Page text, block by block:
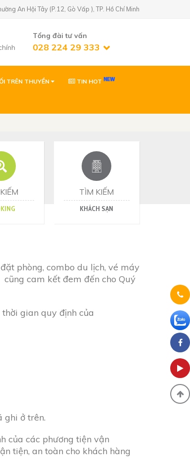
An Hội Tây (P.12, Gò Vấp ), TP. Hồ Chí Minh
Tổng đài tư vấn
028 224 29 333
02822429333
TRÊN THUYỀN TIN HOT
TÌM KIẾM
KHÁCH SẠN
phòng, combo du lịch, vé máy
cũng cam kết đem đến cho Quý
gian quy định của
ghi ở trên.
của các phương tiện vận
tiện, an toàn cho khách hàng